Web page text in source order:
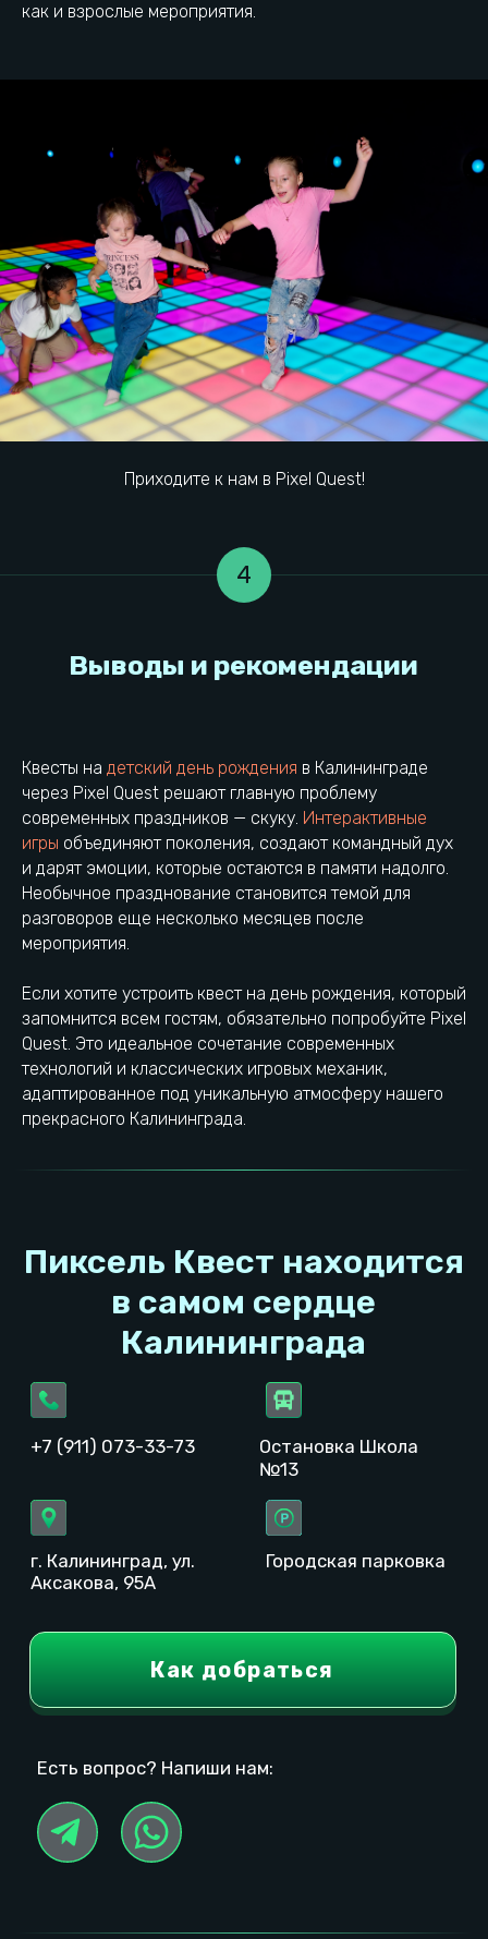
как и взрослые мероприятия.
Приходите к нам в Pixel Quest!
4
Квесты на детский день рождения в Калининграде
через Pixel Quest решают главную проблему
современных праздников — скуку. Интерактивные
игры объединяют поколения, создают командный дух
и дарят эмоции, которые остаются в памяти надолго.
Необычное празднование становится темой для
разговоров еще несколько месяцев после
мероприятия.
Если хотите устроить квест на день рождения, который
запомнится всем гостям, обязательно попробуйте Pixel
Quest. Это идеальное сочетание современных
технологий и классических игровых механик,
адаптированное под уникальную атмосферу нашего
прекрасного Калининграда.
Остановка Школа
№13
Городская парковка
г. Калининград, ул.
Аксакова, 95А
Как добраться
Есть вопрос? Напиши нам:
ИНН: 391707738142
© 2023−2026. Pixel Quest. Все права защищены.
Копирование материалов сайта запрещено
Детский день рождения
Корпоратив
Взрослый день рождения
Тарифы
Сертификаты
Правила игры
Общая информация
Конфидециальность
Правила посещения
Реквизиты локации
Товарный знак ®
Полезные статьи
Контакты локации
Проложить маршрут
Выбрать город
Выпускной
Тимбилдинг